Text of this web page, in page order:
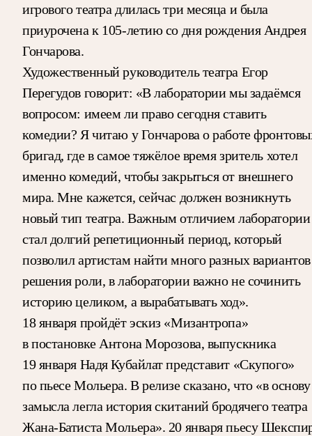
игрового театра длилась три месяца и была
приурочена к 105-летию со дня рождения Андрея
Гончарова.
Художественный руководитель театра Егор
Перегудов говорит: «В лаборатории мы задаёмся
вопросом: имеем ли право сегодня ставить
комедии? Я читаю у Гончарова о работе
бригад, где в самое тяжёлое время зритель хотел
именно комедий, чтобы закрыться от внешнего
мира. Мне кажется, сейчас должен возникнуть
новый тип театра. Важным отличием лаборатории
стал долгий репетиционный период, который
позволил артистам найти много разных вариантов
решения роли, в лаборатории важно не сочинить
историю целиком, а вырабатывать ход».
18 января пройдёт эскиз «Мизантропа»
в постановке Антона Морозова, выпускника
19 января Надя Кубайлат представит «Скупого»
по пьесе Мольера. В релизе сказано, что «в основу
замысла легла история скитаний бродячего театра
Жана-Батиста Мольера». 20 января пьесу